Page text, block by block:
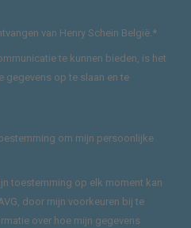
van Henry Schein België.*
te kunnen bieden, is het
op te slaan en te
om mijn persoonlijke
toestemming op elk moment kan
door mijn voorkeuren bij te
over hoe mijn gegevens